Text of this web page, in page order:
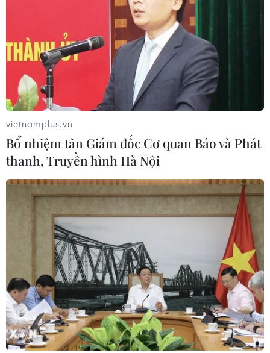
TikTok đối mặt với những thách thức
pháp lý tại Mỹ
vietnamplus.vn
Bổ nhiệm tân Giám đốc Cơ quan Báo và Phát
thanh, Truyền hình Hà Nội